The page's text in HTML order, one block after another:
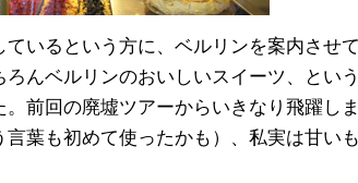
いるという方に、ベルリンを案内させ
ろんベルリンのおいしいスイーツ、とい
前回の廃墟ツアーからいきなり飛躍し
言葉も初めて使ったかも）、私実は甘い